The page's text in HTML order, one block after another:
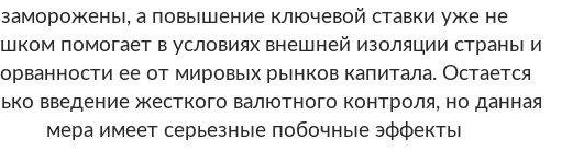
заморожены, а повышение ключевой ставки уже не
помогает в условиях внешней изоляции страны и
ее от мировых рынков капитала. Остается
введение жесткого валютного контроля, но данная
мера имеет серьезные побочные эффекты